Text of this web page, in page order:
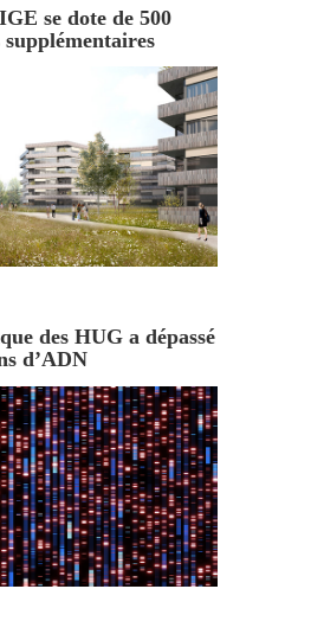
se dote de 500
des HUG a dépassé
d’ADN